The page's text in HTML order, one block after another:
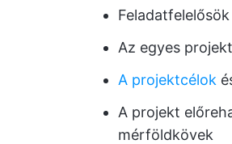
Feladatfelelősök
Az egyes
A projektcélok
A projekt
mérföldkövek